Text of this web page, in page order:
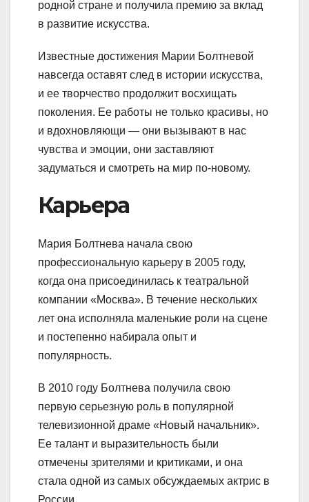
родной стране и получила премию за вклад
в развитие искусства.
Известные достижения Марии Болтневой
навсегда оставят след в истории искусства,
и ее творчество продолжит восхищать
поколения. Ее работы не только красивы, но
и вдохновляющи — они вызывают в нас
чувства и эмоции, они заставляют
задуматься и смотреть на мир по-новому.
Карьера
Мария Болтнева начала свою
профессиональную карьеру в 2005 году,
когда она присоединилась к театральной
компании «Москва». В течение нескольких
лет она исполняла маленькие роли на сцене
и постепенно набирала опыт и
популярность.
В 2010 году Болтнева получила свою
первую серьезную роль в популярной
телевизионной драме «Новый начальник».
Ее талант и выразительность были
отмечены зрителями и критиками, и она
стала одной из самых обсуждаемых актрис в